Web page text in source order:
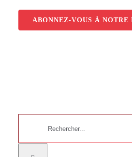
contenu
ABONNEZ-VOUS À NOTRE